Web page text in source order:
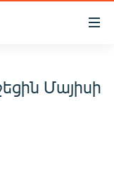
Մայիսի